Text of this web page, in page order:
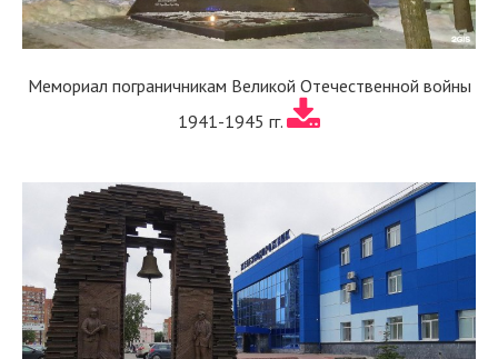
Мемориал пограничникам Великой Отечественной войны
1941-1945 гг.